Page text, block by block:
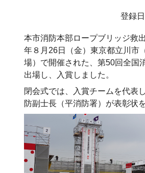
登録
本市消防本部ロープブリッジ救
年８月26日（金）東京都立川市
場）で開催された、第50回全国
出場し、入賞しました。
閉会式では、入賞チームを代表
防副士長（平消防署）が表彰状